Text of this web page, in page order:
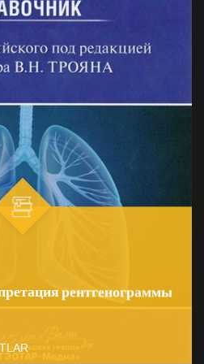
рентгенограммы